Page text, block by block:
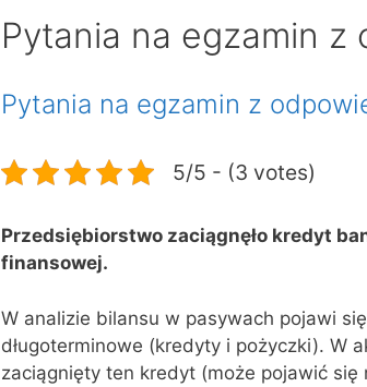
Pytania na egzamin z
Pytania na egzamin z
5/5 - (3 votes)
Przedsiębiorstwo zaciągnęło kredyt
finansowej.
W analizie bilansu w pasywach pojawi
długoterminowe (kredyty i pożyczki). W
zaciągnięty ten kredyt (może pojawić